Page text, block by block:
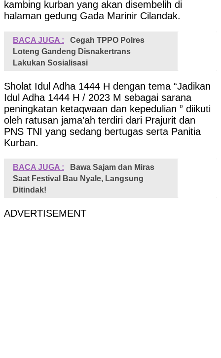
kambing kurban yang akan disembelih di
halaman gedung Gada Marinir Cilandak.
BACA JUGA :
Cegah TPPO Polres
Loteng Gandeng Disnakertrans
Lakukan Sosialisasi
Sholat Idul Adha 1444 H dengan tema “Jadikan
Idul Adha 1444 H / 2023 M sebagai sarana
peningkatan ketaqwaan dan kepedulian ” diikuti
oleh ratusan jama’ah terdiri dari Prajurit dan
PNS TNI yang sedang bertugas serta Panitia
Kurban.
BACA JUGA :
Bawa Sajam dan Miras
Saat Festival Bau Nyale, Langsung
Ditindak!
ADVERTISEMENT